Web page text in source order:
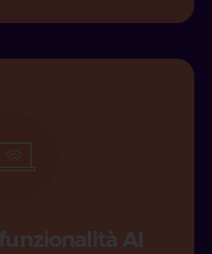
AI